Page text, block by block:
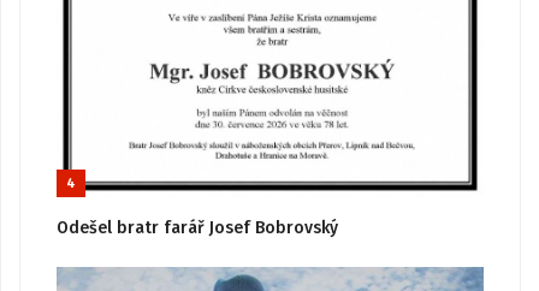
4
Odešel bratr farář Josef Bobrovský